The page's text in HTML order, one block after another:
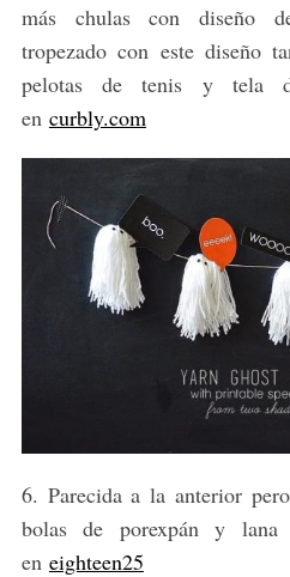
más chulas con diseño
tropezado con este diseño
pelotas de tenis y tela
en curbly.com
6. Parecida a la anterior
bolas de porexpán y
en eighteen25